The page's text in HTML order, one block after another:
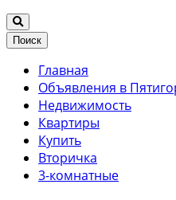
Поиск
Главная
Объявления в
Недвижимость
Квартиры
Купить
Вторичка
3-комнатные